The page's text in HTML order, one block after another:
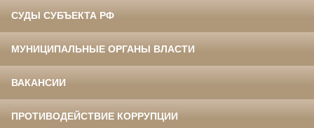
СУДЫ СУБЪЕКТА РФ
МУНИЦИПАЛЬНЫЕ ОРГАНЫ ВЛАСТИ
ВАКАНСИИ
ПРОТИВОДЕЙСТВИЕ КОРРУПЦИИ